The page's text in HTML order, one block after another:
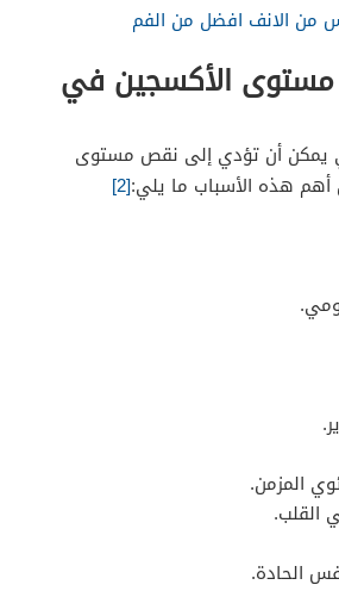
من الانف افضل من الفم
مستوى الأكسجين في
يمكن أن تؤدي إلى نقص مستوى
هذه الأسباب ما يلي:[2]
المزمن.
القلب.
الحادة.